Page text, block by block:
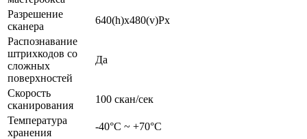
Разрешение
сканера
640(h)х480(v)Px
Распознавание
штрихкодов со
сложных
поверхностей
Да
Скорость
сканирования
100 скан/сек
Температура
хранения
-40°С ~ +70°С